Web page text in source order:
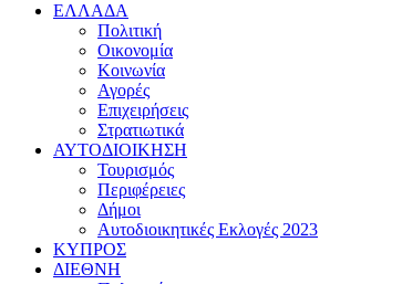
ΕΛΛΑΔΑ
Πολιτική
Οικονομία
Κοινωνία
Αγορές
Επιχειρήσεις
Στρατιωτικά
ΑΥΤΟΔΙΟΙΚΗΣΗ
Τουρισμός
Περιφέρειες
Δήμοι
Αυτοδιοικητικές Εκλογές 2023
ΚΥΠΡΟΣ
ΔΙΕΘΝΗ